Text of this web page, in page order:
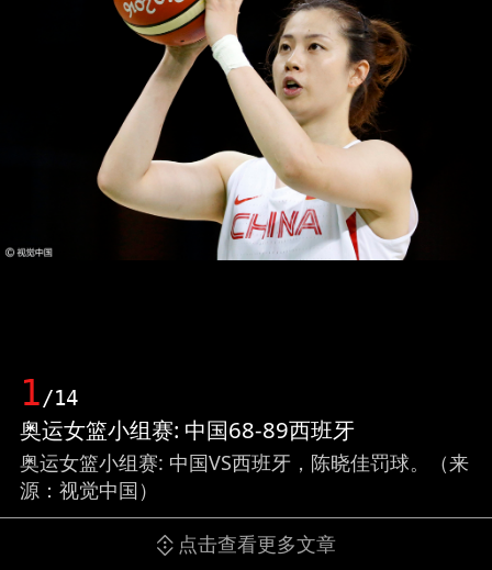
1/14
奥运女篮小组赛: 中国68-89西班牙
奥运女篮小组赛: 中国VS西班牙，陈晓佳罚球。（来
源：视觉中国）
点击查看更多文章